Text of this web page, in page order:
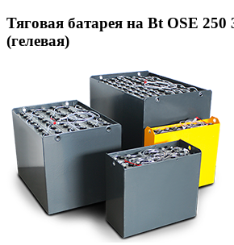
Тяговая батарея на Bt OSE 250
(гелевая)